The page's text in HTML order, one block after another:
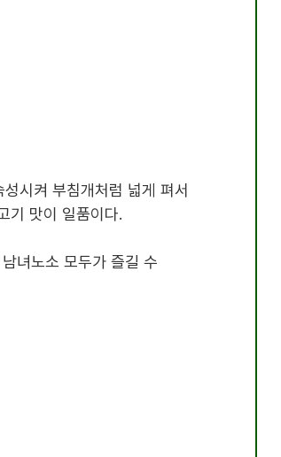
시켜 부침개처럼 넓게 펴서
기 맛이 일품이다.
녀노소 모두가 즐길 수